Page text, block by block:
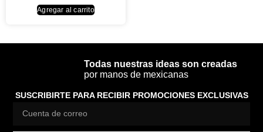
Agregar al carrito
Todas nuestras ideas son creadas
por manos de mexicanas
SUSCRIBIRTE PARA RECIBIR PROMOCIONES EXCLUSIVAS